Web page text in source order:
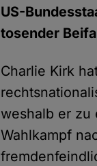
US-
tosender
Charlie Kirk
weshalb er zu
Wahlkampf